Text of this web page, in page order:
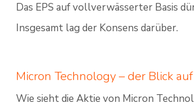
Das EPS auf vollverwässerter Basis
Insgesamt lag der Konsens darüber.
Micron Technology – der Blick
Wie sieht die Aktie von Micron